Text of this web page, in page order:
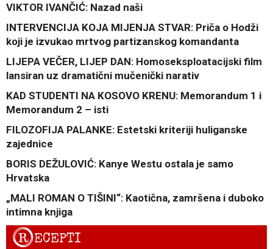
VIKTOR IVANČIĆ: Nazad naši
INTERVENCIJA KOJA MIJENJA STVAR: Priča o Hodži
koji je izvukao mrtvog partizanskog komandanta
LIJEPA VEČER, LIJEP DAN: Homoseksploatacijski film
lansiran uz dramatični mučenički narativ
KAD STUDENTI NA KOSOVO KRENU: Memorandum 1 i
Memorandum 2 – isti
FILOZOFIJA PALANKE: Estetski kriteriji huliganske
zajednice
BORIS DEŽULOVIĆ: Kanye Westu ostala je samo
Hrvatska
„MALI ROMAN O TIŠINI“: Kaotična, zamršena i duboko
intimna knjiga
RECEPTI